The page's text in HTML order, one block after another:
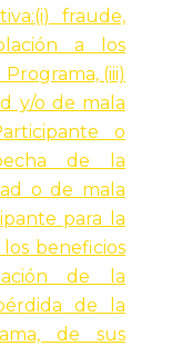
fraude,
a los
(iii)
y/o de mala
o
de la
o de mala
para la
beneficios
de la
de la
de sus